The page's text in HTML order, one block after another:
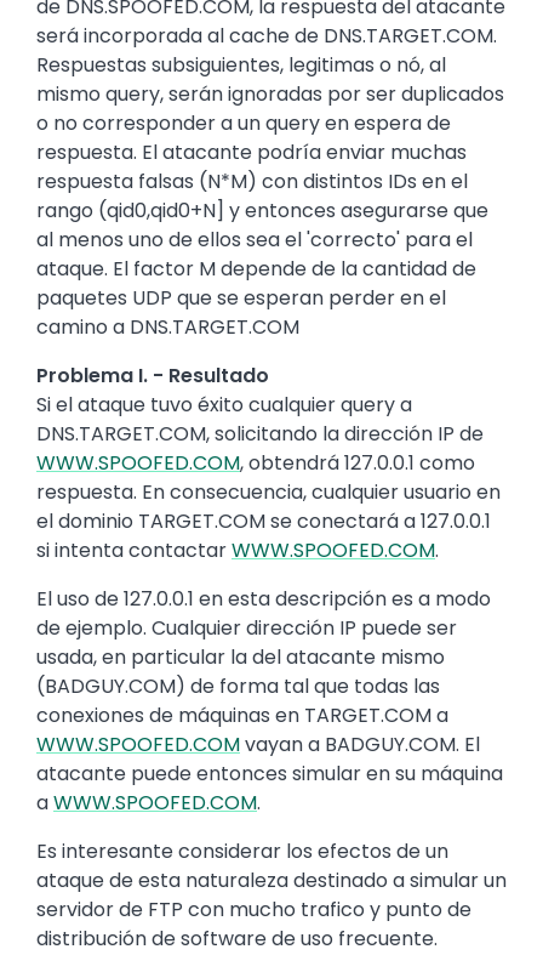
de DNS.SPOOFED.COM, la respuesta del atacante
será incorporada al cache de DNS.TARGET.COM.
Respuestas subsiguientes, legitimas o nó, al
mismo query, serán ignoradas por ser duplicados
o no corresponder a un query en espera de
respuesta. El atacante podría enviar muchas
respuesta falsas (N*M) con distintos IDs en el
rango (qid0,qid0+N] y entonces asegurarse que
al menos uno de ellos sea el 'correcto' para el
ataque. El factor M depende de la cantidad de
paquetes UDP que se esperan perder en el
camino a DNS.TARGET.COM
Problema I. - Resultado
Si el ataque tuvo éxito cualquier query a
DNS.TARGET.COM, solicitando la dirección IP de
WWW.SPOOFED.COM, obtendrá 127.0.0.1 como
respuesta. En consecuencia, cualquier usuario en
el dominio TARGET.COM se conectará a 127.0.0.1
si intenta contactarWWW.SPOOFED.COM.
El uso de 127.0.0.1 en esta descripción es a modo
de ejemplo. Cualquier dirección IP puede ser
usada, en particular la del atacante mismo
(BADGUY.COM) de forma tal que todas las
conexiones de máquinas en TARGET.COM a
WWW.SPOOFED.COMvayan a BADGUY.COM. El
atacante puede entonces simular en su máquina
aWWW.SPOOFED.COM.
Es interesante considerar los efectos de un
ataque de esta naturaleza destinado a simular un
servidor de FTP con mucho trafico y punto de
distribución de software de uso frecuente.